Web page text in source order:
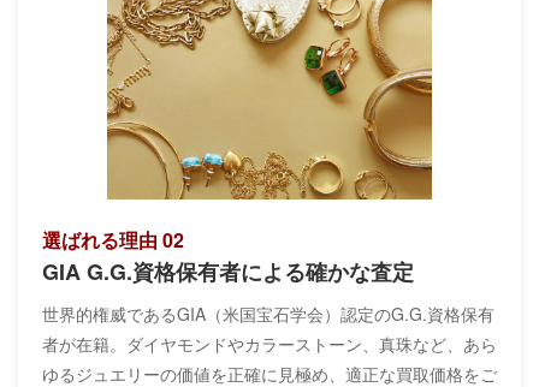
選ばれる理由 02
GIA G.G.資格保有者による確かな査定
世界的権威であるGIA（米国宝石学会）認定のG.G.資格保有
者が在籍。ダイヤモンドやカラーストーン、真珠など、あら
ゆるジュエリーの価値を正確に見極め、適正な買取価格をご